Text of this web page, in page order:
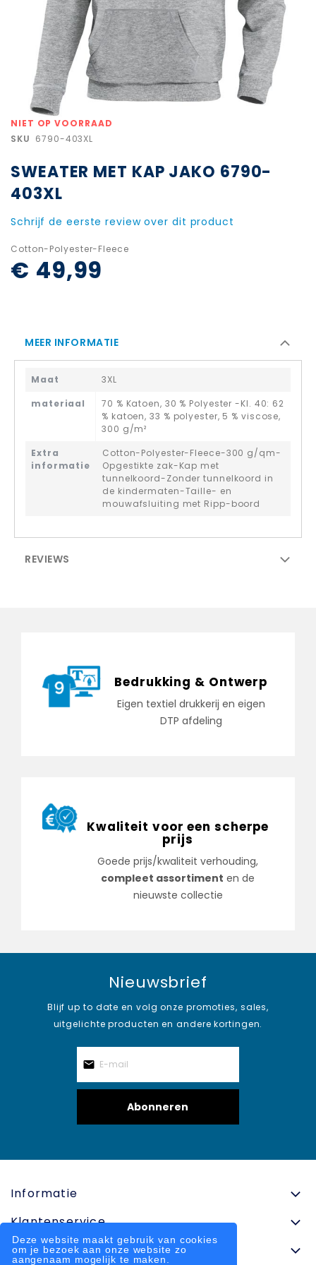
Deze website maakt gebruik van cookies
om je bezoek aan onze website zo
aangenaam mogelijk te maken.
NIET OP VOORRAAD
SKU 6790-403XL
SWEATER MET KAP JAKO 6790-
403XL
Schrijf de eerste review over dit product
Cotton-Polyester-Fleece
€ 49,99
Ga
naar
van
de
afbeeldingen-
MEER INFORMATIE
Maat
3XL
materiaal
70 % Katoen, 30 % Polyester -Kl. 40: 62
% katoen, 33 % polyester, 5 % viscose,
300 g/m²
Extra
informatie
Cotton-Polyester-Fleece-300 g/qm-
Opgestikte zak-Kap met
tunnelkoord-Zonder tunnelkoord in
de kindermaten-Taille- en
mouwafsluiting met Ripp-boord
REVIEWS
Bedrukking & Ontwerp
Eigen textiel drukkerij en eigen
DTP afdeling
Kwaliteit voor een scherpe
prijs
Goede prijs/kwaliteit verhouding,
compleet assortiment en de
nieuwste collectie
Nieuwsbrief
Blijf up to date en volg onze promoties, sales,
uitgelichte producten en andere kortingen.
Abonneren
Informatie
Klantenservice
Contactinformatie